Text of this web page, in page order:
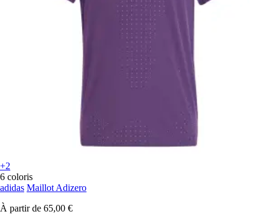
+2
6 coloris
adidas Maillot Adizero
À partir de 65,00 €